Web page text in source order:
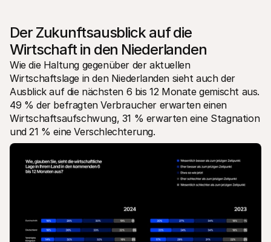
Der Zukunftsausblick auf die
Wirtschaft in den Niederlanden
Wie die Haltung gegenüber der aktuellen
Wirtschaftslage in den Niederlanden sieht auch der
Ausblick auf die nächsten 6 bis 12 Monate gemischt aus.
49 % der befragten Verbraucher erwarten einen
Wirtschaftsaufschwung, 31 % erwarten eine Stagnation
und 21 % eine Verschlechterung.